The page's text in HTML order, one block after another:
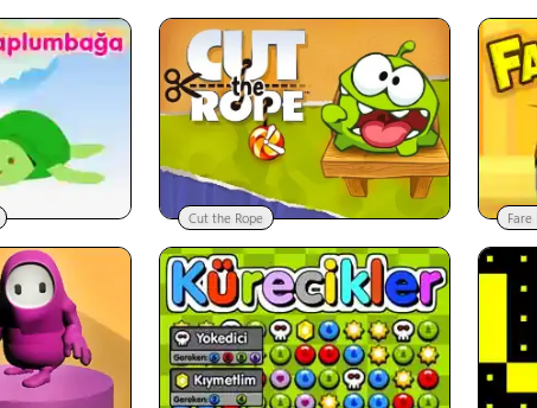
Cut the Rope Fare